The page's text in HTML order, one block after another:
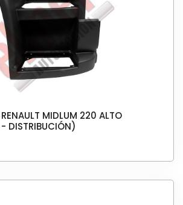
MIDLUM 220 ALTO
DISTRIBUCIÓN)